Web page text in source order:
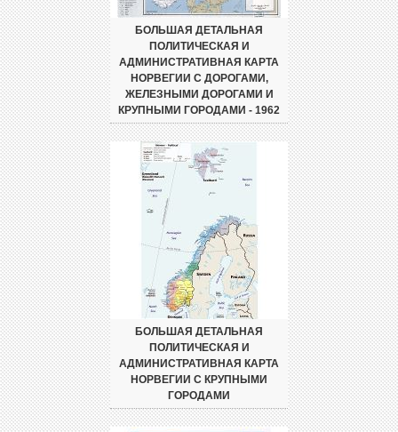
БОЛЬШАЯ ДЕТАЛЬНАЯ
ПОЛИТИЧЕСКАЯ И
АДМИНИСТРАТИВНАЯ КАРТА
НОРВЕГИИ С ДОРОГАМИ,
ЖЕЛЕЗНЫМИ ДОРОГАМИ И
КРУПНЫМИ ГОРОДАМИ - 1962
БОЛЬШАЯ ДЕТАЛЬНАЯ
ПОЛИТИЧЕСКАЯ И
АДМИНИСТРАТИВНАЯ КАРТА
НОРВЕГИИ С КРУПНЫМИ
ГОРОДАМИ